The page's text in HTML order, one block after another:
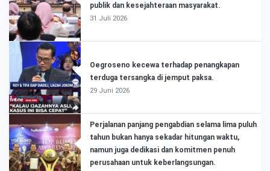
publik dan kesejahteraan masyarakat.
31 Juli 2026
Oegroseno kecewa terhadap penangkapan
terduga tersangka di jemput paksa.
29 Juni 2026
Perjalanan panjang pengabdian selama lima puluh
tahun bukan hanya sekadar hitungan waktu,
namun juga dedikasi dan komitmen penuh
perusahaan untuk keberlangsungan.